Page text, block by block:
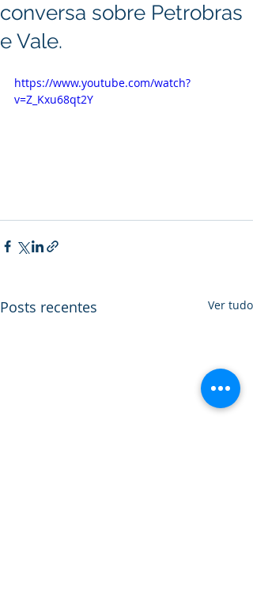
conversa sobre Petrobras
e Vale.
https://www.youtube.com/watch?
v=Z_Kxu68qt2Y
Posts recentes Ver tudo